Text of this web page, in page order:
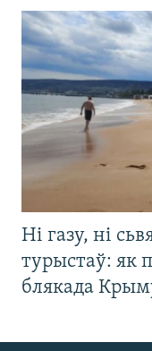
Ні газу, ні
турыстаў: як
блякада